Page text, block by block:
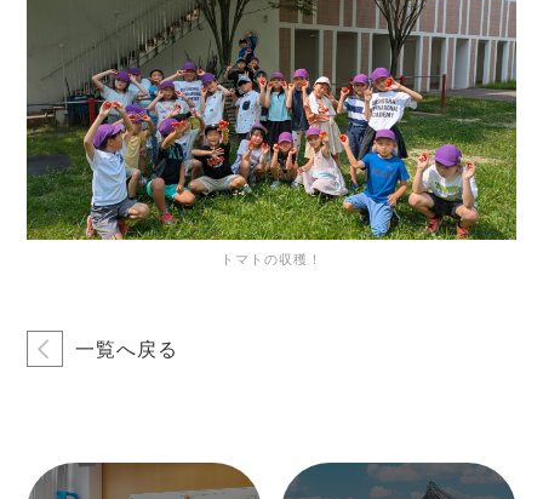
トマトの収穫！
一覧へ戻る